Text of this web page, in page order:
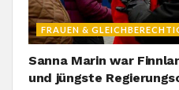
FRAUEN &
Sanna Marin war
und jüngste